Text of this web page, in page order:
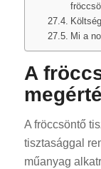
Mi a
A
A fröccsöntő
tisztasággal
műanyag